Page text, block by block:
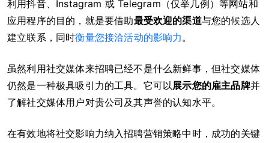
利用抖音、Instagram 或 Telegram（仅举几例）等网站和
应用程序的目的，就是要借助最受欢迎的渠道与您的候选人
建立联系，同时衡量您接洽活动的影响力 。
虽然利用社交媒体来招聘已经不是什么新鲜事，但社交媒体
仍然是一种极具吸引力的工具。它可以 展示您的雇主品牌并
了解社交媒体用户对贵公司及其声誉的认知水平。
在有效地将社交影响力纳入招聘营销策略中时，成功的关键